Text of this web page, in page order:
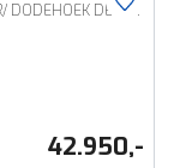
300h 35th Edition **SCHUIF/KANTEL DAK/ LEDER/ DODEHOEK DETECTIE**
42.950,-